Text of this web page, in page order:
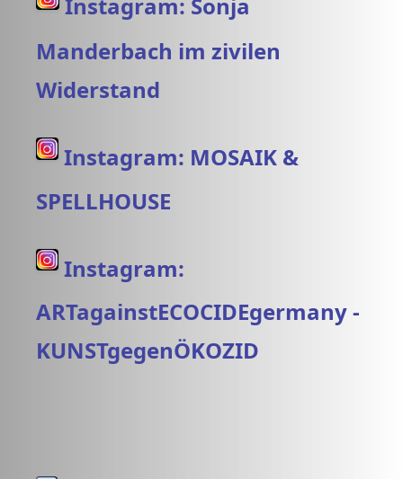
Instagram: Sonja
Manderbach im zivilen
Widerstand
Instagram: MOSAIK &
SPELLHOUSE
Instagram:
ARTagainstECOCIDEgermany -
KUNSTgegenÖKOZID